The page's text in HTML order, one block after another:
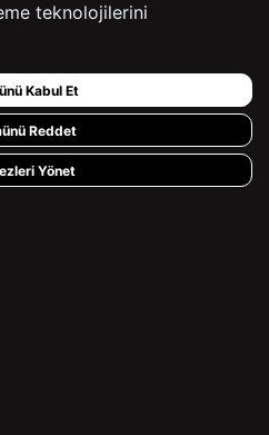
teknolojilerini
Kabul Et
Reddet
Yönet